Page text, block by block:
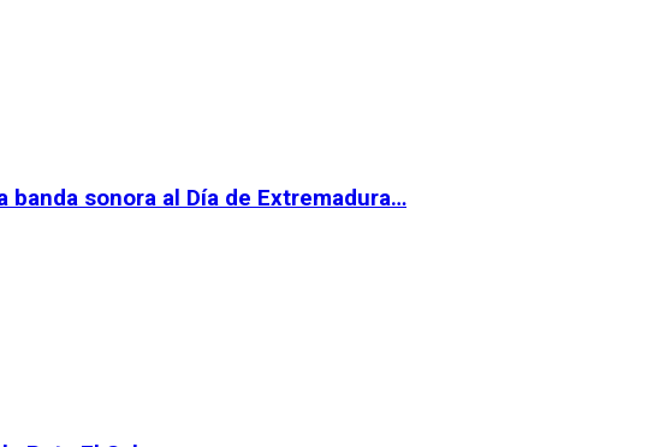
banda sonora al Día de Extremadura…